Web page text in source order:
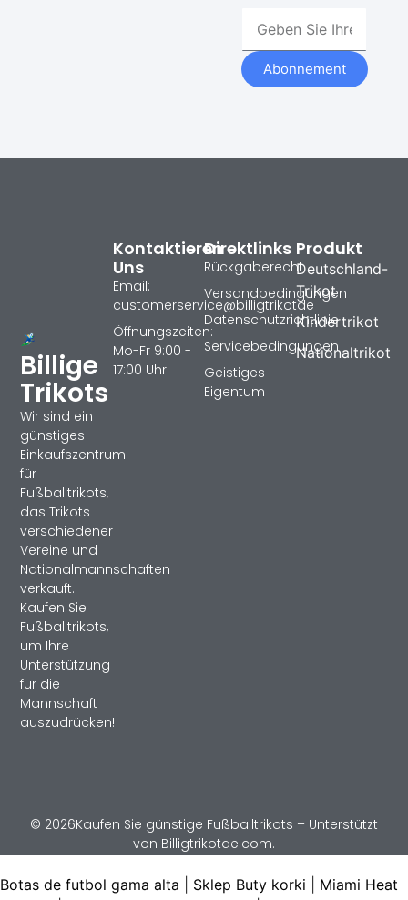
Abonnement
Billige
Trikots
Wir sind ein
günstiges
Einkaufszentrum
für
Fußballtrikots,
das Trikots
verschiedener
Vereine und
Nationalmannschaften
verkauft.
Kaufen Sie
Fußballtrikots,
um Ihre
Unterstützung
für die
Mannschaft
auszudrücken!
Produkt
Deutschland-
Trikot
Kindertrikot
Nationaltrikot
Direktlinks
Rückgaberecht
Versandbedingungen
Datenschutzrichtlinie
Servicebedingungen
Geistiges
Eigentum
Kontaktieren
Uns
Email:
customerservice@billigtrikotde
Öffnungszeiten:
Mo-Fr 9:00 -
17:00 Uhr
© 2026Kaufen Sie günstige Fußballtrikots – Unterstützt
von Billigtrikotde.com.
Botas de futbol gama alta Sklep Buty korki
Miami Heat